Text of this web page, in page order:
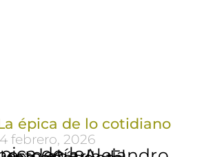
épica de lo cotidiano
febrero, 2026